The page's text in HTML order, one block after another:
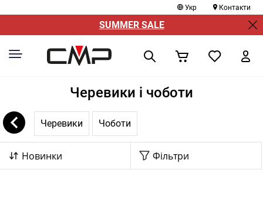
Укр Контакти
SUMMER SALE
Черевики і чоботи
Черевики Чоботи
Новинки Фільтри